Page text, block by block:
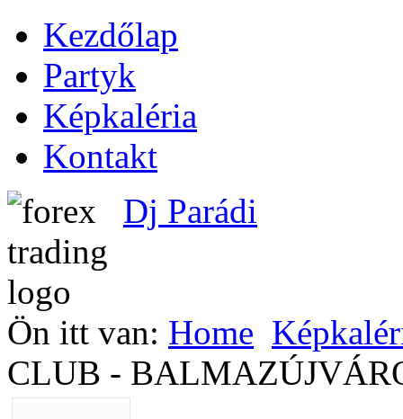
Kezdőlap
Partyk
Képkaléria
Kontakt
Dj Parádi
Ön itt van: Home
CLUB -